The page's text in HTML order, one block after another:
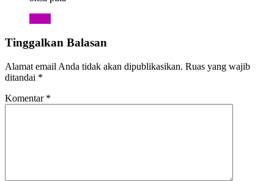
Tinggalkan Balasan
Alamat email Anda tidak akan dipublikasikan. Ruas yang wajib
ditandai *
Komentar *